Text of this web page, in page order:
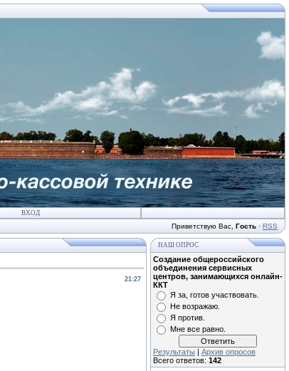
ВХОД
Приветствую Вас Гость · RSS
21:27
НАШ ОПРОС
Создание общероссийского
объединения сервисных
центров, занимающихся онлайн-
ККТ
Я за, готов участвовать.
Не возражаю.
Я против.
Мне все равно.
Результаты | Архив опросов
Всего ответов: 142